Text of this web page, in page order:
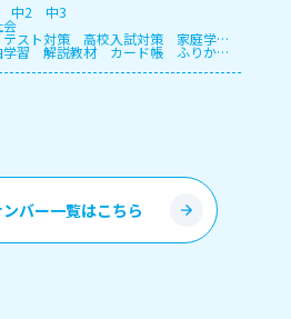
中2 中3
会
テスト対策 高校入試対策 家庭学
学習 解説教材 カード帳 ふりかえ
確認テスト 自動個別課題
バー一覧はこちら